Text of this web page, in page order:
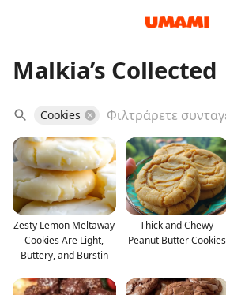
Malkia’s Collected
Cookies
Zesty Lemon Meltaway
Cookies Are Light,
Buttery, and Burstin
Thick and Chewy
Peanut Butter Cookies